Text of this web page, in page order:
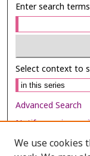
Enter search
Select context to
Advanced Search
Notify me via
We use cookies